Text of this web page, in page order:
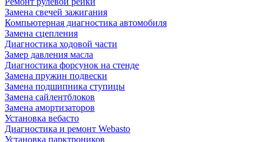
Замена свечей зажигания
Компьютерная диагностика автомобиля
Замена сцепления
Диагностика ходовой части
Замер давления масла
Диагностика форсунок на стенде
Замена пружин подвески
Замена подшипника ступицы
Замена сайлентблоков
Замена амортизаторов
Установка вебасто
Диагностика и ремонт Webasto
Установка парктроников